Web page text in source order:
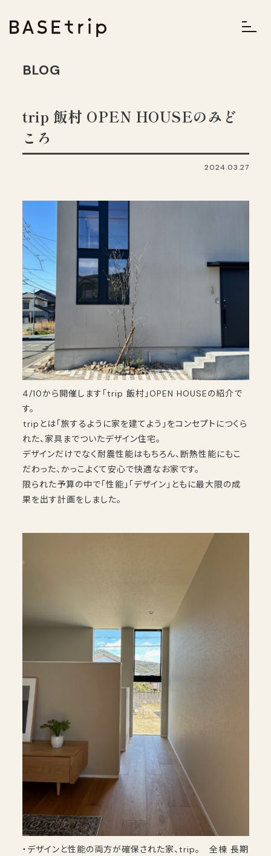
BLOG
trip 飯村 OPEN HOUSEのみど
ころ
2024.03.27
4/10から開催します「trip 飯村」OPEN HOUSEの紹介で
す。
⁡tripとは「旅するように家を建てよう」をコンセプトにつくら
れた、家具までついたデザイン住宅。
デザインだけでなく耐震性能はもちろん、断熱性能にもこ
だわった、かっこよくて安心で快適なお家です。
限られた予算の中で「性能」「デザイン」ともに最大限の成
果を出す計画をしました。
・デザインと性能の両方が確保された家、trip。 全棟 長期